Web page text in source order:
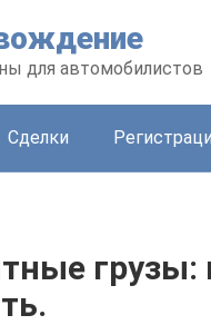
для автомобилистов
Сделки
грузы: